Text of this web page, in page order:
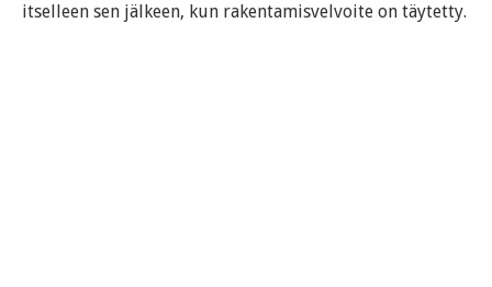
itselleen sen jälkeen, kun rakentamisvelvoite on täytetty.